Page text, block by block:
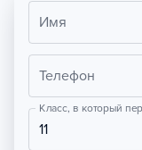
Имя
Телефон
Класс, в который
11